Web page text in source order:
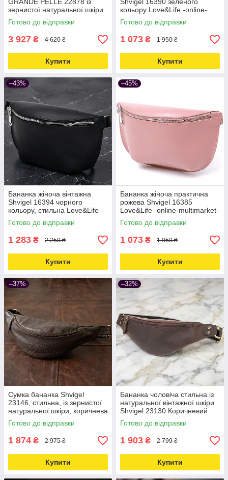
зернистої натуральної шкіри
коричнева Love&Life -online-
multimarket-
Готово до відправки
3 927 ₴ 4 620 ₴
Купити
кольору Love&Life -online-
multimarket-
Готово до відправки
1 073 ₴ 1 950 ₴
Купити
–43%
Бананка жіноча вінтажна
Shvigel 16394 чорного
кольору, стильна Love&Life -
online-multimarket-
Готово до відправки
1 283 ₴ 2 250 ₴
Купити
–45%
Бананка жіноча практична
рожева Shvigel 16385
Love&Life -online-multimarket-
Готово до відправки
1 073 ₴ 1 950 ₴
Купити
–37%
Сумка бананка Shvigel
23146, стильна, із зернистої
натуральної шкіри, коричнева
Love&Life -online-multimarket-
Готово до відправки
1 874 ₴ 2 975 ₴
Купити
–32%
Бананка чоловіча стильна із
натуральної вінтажної шкіри
Shvigel 23130 Коричневий
Love&Life -online-multimarket-
Готово до відправки
1 903 ₴ 2 799 ₴
Купити